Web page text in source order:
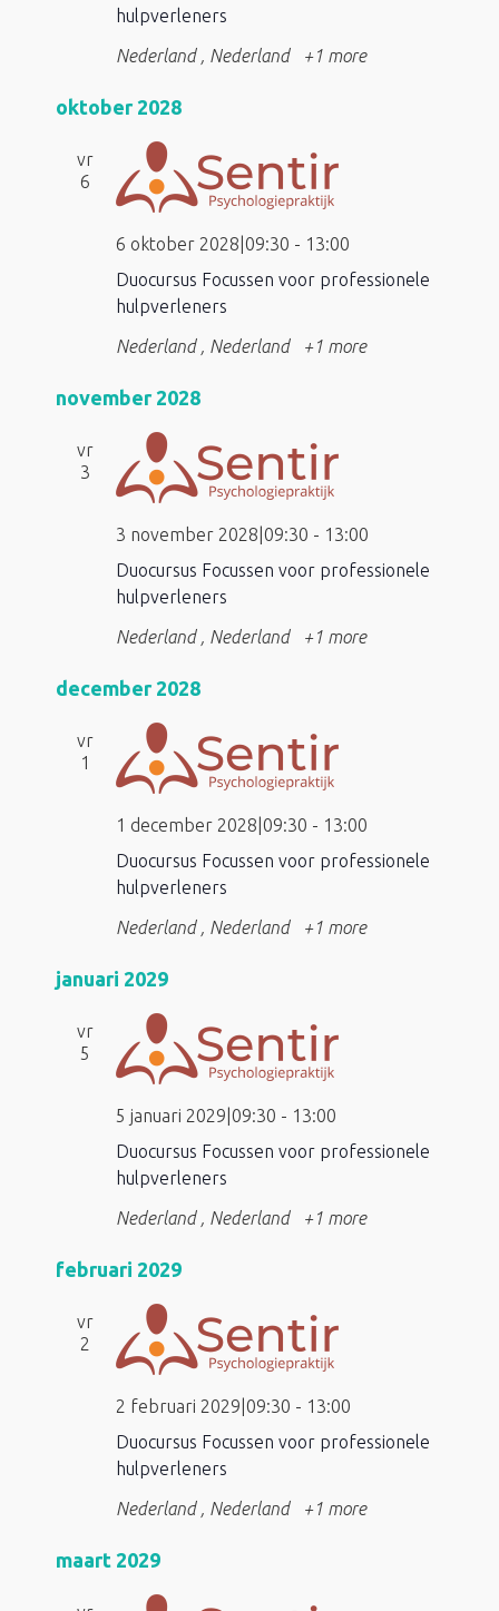
hulpverleners
Nederland , Nederland +1 more
oktober 2028
vr
6
Duocursus Focussen voor professionele
hulpverleners
6 oktober 2028|09:30 - 13:00
Nederland , Nederland +1 more
november 2028
vr
3
Duocursus Focussen voor professionele
hulpverleners
3 november 2028|09:30 - 13:00
Nederland , Nederland +1 more
december 2028
vr
1
Duocursus Focussen voor professionele
hulpverleners
1 december 2028|09:30 - 13:00
Nederland , Nederland +1 more
januari 2029
vr
5
Duocursus Focussen voor professionele
hulpverleners
5 januari 2029|09:30 - 13:00
Nederland , Nederland +1 more
februari 2029
vr
2
Duocursus Focussen voor professionele
hulpverleners
2 februari 2029|09:30 - 13:00
Nederland , Nederland +1 more
maart 2029